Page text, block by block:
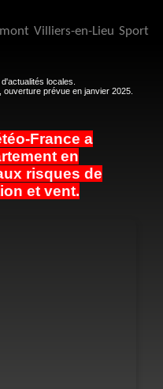
Villiers-en-Lieu Sport
locales.
prévue en janvier 2025.
France a
en
risques de
et vent.